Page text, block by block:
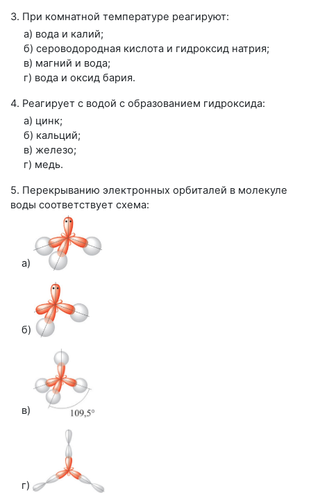
3. При комнатной температуре реагируют:
а) вода и калий;
б) сероводородная кислота и гидроксид натрия;
в) магний и вода;
г) вода и оксид бария.
4. Реагирует с водой с образованием гидроксида:
а) цинк;
б) кальций;
в) железо;
г) медь.
5. Перекрыванию электронных орбиталей в молекуле
воды соответствует схема:
а)
б)
в)
г)